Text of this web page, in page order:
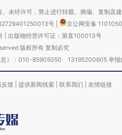
未经许可，禁止进行转载、摘编、复制及建
号
京公网安备
| 出版物经营许可证：第直100013号
版权所有 复制必究
息）：010-85905050 13195200605 举
馈 提供新闻线索 联系我们 友情链接